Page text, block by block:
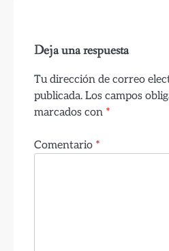
Deja una respuesta
Tu dirección de correo
publicada. Los campos
marcados con *
Comentario *